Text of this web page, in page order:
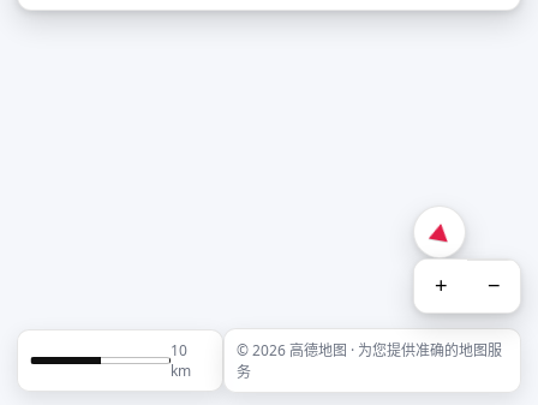
+ −
10
km
© 2026 高德地图 · 为您提供准确的地图服
务